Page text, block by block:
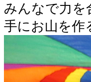
みんなで力を
手にお山を作